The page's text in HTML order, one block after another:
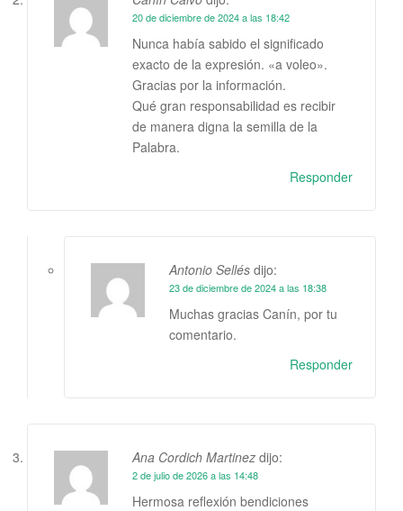
20 de diciembre de 2024 a las 18:42
Nunca había sabido el significado
exacto de la expresión. «a voleo».
Gracias por la información.
Qué gran responsabilidad es recibir
de manera digna la semilla de la
Palabra.
Responder
Antonio Sellés dijo:
23 de diciembre de 2024 a las 18:38
Muchas gracias Canín, por tu
comentario.
Responder
Ana Cordich Martinez dijo:
2 de julio de 2026 a las 14:48
Hermosa reflexión bendiciones